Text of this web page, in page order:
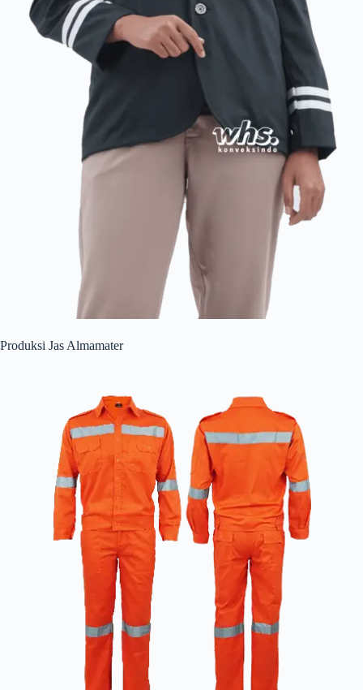
Produksi Jas Almamater